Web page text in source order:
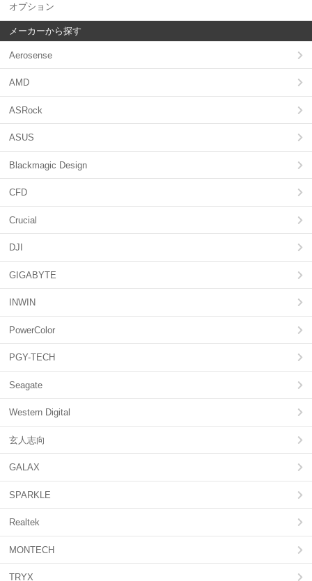
オプション
メーカーから探す
Aerosense
AMD
ASRock
ASUS
Blackmagic Design
CFD
Crucial
DJI
GIGABYTE
INWIN
PowerColor
PGY-TECH
Seagate
Western Digital
玄人志向
GALAX
SPARKLE
Realtek
MONTECH
TRYX